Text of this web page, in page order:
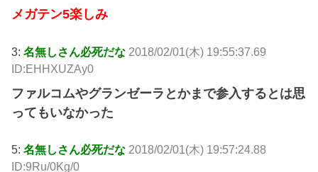
メガテン5楽しみ
3:名無しさん必死だな 2018/02/01(木) 19:55:37.69
ID:EHHXUZAy0
ファルコムやグランゼーラとかまで参入するとは思
ってもいなかった
5:名無しさん必死だな 2018/02/01(木) 19:57:24.88
ID:9Ru/0Kg/0